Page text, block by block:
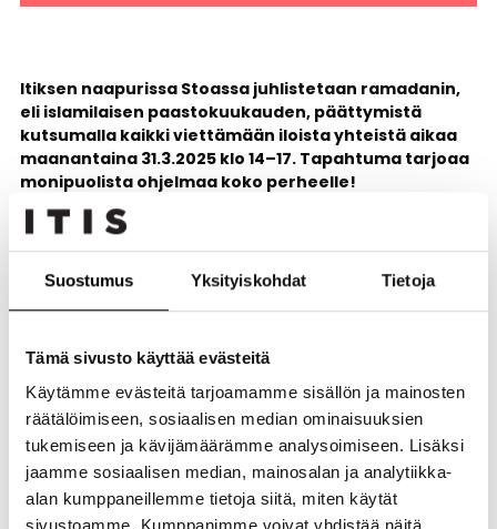
Suostumus Yksityiskohdat Tietoja
Tämä sivusto käyttää evästeitä
Käytämme evästeitä tarjoamamme sisällön ja mainosten
räätälöimiseen, sosiaalisen median ominaisuuksien
tukemiseen ja kävijämäärämme analysoimiseen. Lisäksi
jaamme sosiaalisen median, mainosalan ja analytiikka-
alan kumppaneillemme tietoja siitä, miten käytät
Itiksen naapurissa Stoassa juhlistetaan ramadanin,
eli islamilaisen paastokuukauden, päättymistä
kutsumalla kaikki viettämään iloista yhteistä aikaa
maanantaina 31.3.2025 klo 14–17. Tapahtuma tarjoaa
monipuolista ohjelmaa koko perheelle!
Tule nauttimaan monipuolisesta ohjelmasta, jossa voit
juhlakortteja, ottaa hauskoja kuvia selfiepisteessä sekä
fiilistellä juhlan tunnelmaa Mo Clownin esityksessä ja DJ-
Tapahtumaohjelma ja aikataulu
Ohjelma ja aikataulu
Klo 14–17